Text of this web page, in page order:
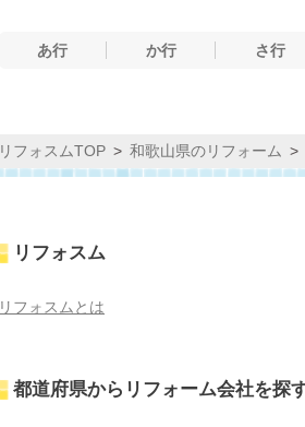
あ行 か行 さ行
リフォスムTOP 和歌山県のリフォーム
リフォスム
リフォスムとは
都道府県からリフォーム会社を探